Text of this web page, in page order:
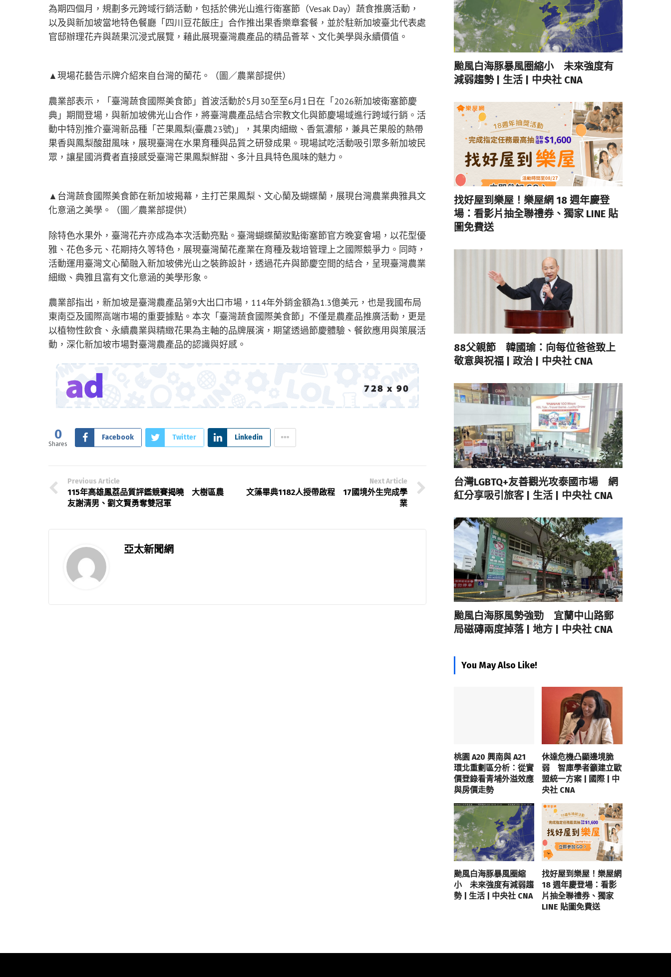
為期四個月，規劃多元跨域行銷活動，包括於佛光山進行衛塞節（Vesak Day）蔬食推廣活動，
以及與新加坡當地特色餐廳「四川豆花飯庄」合作推出果香樂章套餐，並於駐新加坡臺北代表處
官邸辦理花卉與蔬果沉浸式展覽，藉此展現臺灣農產品的精品薈萃、文化美學與永續價值。
▲現場花藝告示牌介紹來自台灣的蘭花。（圖／農業部提供）
農業部表示，「臺灣蔬食國際美食節」首波活動於5月30至至6月1日在「2026新加坡衛塞節慶
典」期間登場，與新加坡佛光山合作，將臺灣農產品結合宗教文化與節慶場域進行跨域行銷。活
動中特別推介臺灣新品種「芒果鳳梨(臺農23號)」，其果肉細緻、香氣濃郁，兼具芒果般的熱帶
果香與鳳梨酸甜風味，展現臺灣在水果育種與品質之研發成果。現場試吃活動吸引眾多新加坡民
眾，讓星國消費者直接感受臺灣芒果鳳梨鮮甜、多汁且具特色風味的魅力。
▲台灣蔬食國際美食節在新加坡揭幕，主打芒果鳳梨、文心蘭及蝴蝶蘭，展現台灣農業典雅具文
化意涵之美學。（圖／農業部提供）
除特色水果外，臺灣花卉亦成為本次活動亮點。臺灣蝴蝶蘭妝點衛塞節官方晚宴會場，以花型優
雅、花色多元、花期持久等特色，展現臺灣蘭花產業在育種及栽培管理上之國際競爭力。同時，
活動運用臺灣文心蘭融入新加坡佛光山之裝飾設計，透過花卉與節慶空間的結合，呈現臺灣農業
細緻、典雅且富有文化意涵的美學形象。
農業部指出，新加坡是臺灣農產品第9大出口市場，114年外銷金額為1.3億美元，也是我國布局
東南亞及國際高端市場的重要據點。本次「臺灣蔬食國際美食節」不僅是農產品推廣活動，更是
以植物性飲食、永續農業與精緻花果為主軸的品牌展演，期望透過節慶體驗、餐飲應用與策展活
動，深化新加坡市場對臺灣農產品的認識與好感。
0
Shares
Facebook Twitter Linkedin
Previous Article
115年高雄鳳荔品質評鑑競賽揭曉 大樹區農
友謝清男、劉文賢勇奪雙冠軍
Next Article
文藻畢典1182人授帶啟程 17國境外生完成學
業
亞太新聞網
颱風白海豚暴風圈縮小 未來強度有
減弱趨勢 | 生活 | 中央社 CNA
找好屋到樂屋！樂屋網 18 週年慶登
場：看影片抽全聯禮券、獨家 LINE 貼
圖免費送
88父親節 韓國瑜：向每位爸爸致上
敬意與祝福 | 政治 | 中央社 CNA
台灣LGBTQ+友善觀光攻泰國市場 網
紅分享吸引旅客 | 生活 | 中央社 CNA
颱風白海豚風勢強勁 宜蘭中山路郵
局磁磚兩度掉落 | 地方 | 中央社 CNA
You May Also Like!
桃園 A20 興南與 A21
環北重劃區分析：從實
價登錄看青埔外溢效應
與房價走勢
休達危機凸顯邊境脆
弱 智庫學者籲建立歐
盟統一方案 | 國際 | 中
央社 CNA
颱風白海豚暴風圈縮
小 未來強度有減弱趨
勢 | 生活 | 中央社 CNA
找好屋到樂屋！樂屋網
18 週年慶登場：看影
片抽全聯禮券、獨家
LINE 貼圖免費送